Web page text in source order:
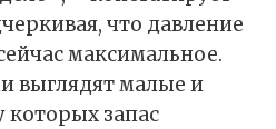
что давление
максимальное.
выглядят малые и
которых запас